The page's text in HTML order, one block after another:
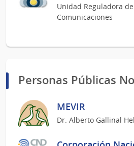
Unidad Reguladora
Comunicaciones
Personas Públicas
MEVIR
Dr. Alberto Gallinal